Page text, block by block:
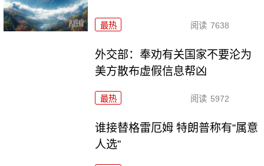
最热 阅读 7638
外交部：奉劝有关国家不要沦为
美方散布虚假信息帮凶
最热 阅读 5972
谁接替格雷厄姆 特朗普称有“属意
人选”